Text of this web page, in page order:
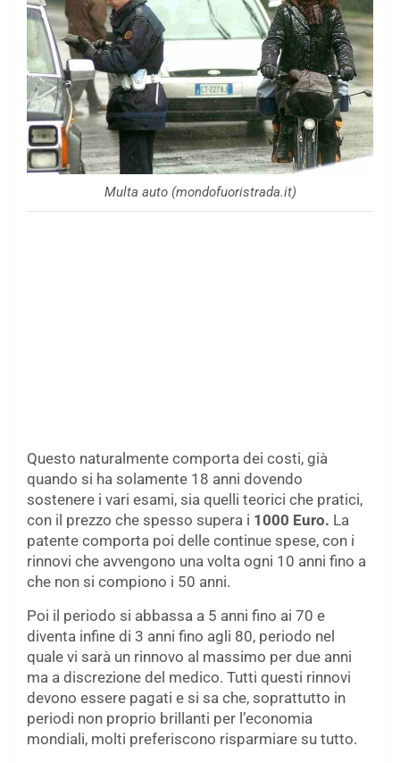
Multa auto (mondofuoristrada.it)
Questo naturalmente comporta dei costi, già
quando si ha solamente 18 anni dovendo
sostenere i vari esami, sia quelli teorici che pratici,
con il prezzo che spesso supera i 1000 Euro. La
patente comporta poi delle continue spese, con i
rinnovi che avvengono una volta ogni 10 anni fino a
che non si compiono i 50 anni.
Poi il periodo si abbassa a 5 anni fino ai 70 e
diventa infine di 3 anni fino agli 80, periodo nel
quale vi sarà un rinnovo al massimo per due anni
ma a discrezione del medico. Tutti questi rinnovi
devono essere pagati e si sa che, soprattutto in
periodi non proprio brillanti per l’economia
mondiali, molti preferiscono risparmiare su tutto.